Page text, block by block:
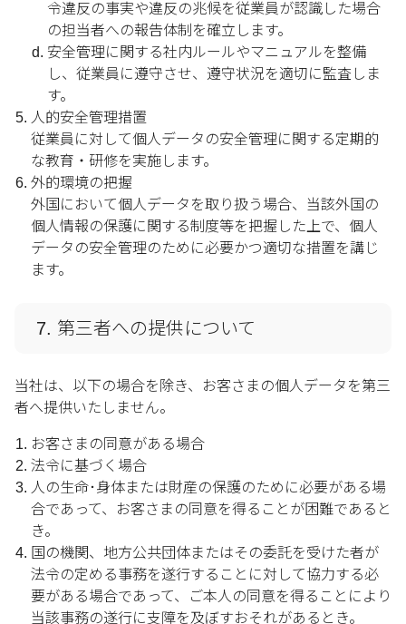
令違反の事実や違反の兆候を従業員が認識した場合
の担当者への報告体制を確立します。
安全管理に関する社内ルールやマニュアルを整備
し、従業員に遵守させ、遵守状況を適切に監査しま
す。
人的安全管理措置
従業員に対して個人データの安全管理に関する定期的
な教育・研修を実施します。
外的環境の把握
外国において個人データを取り扱う場合、当該外国の
個人情報の保護に関する制度等を把握した上で、個人
データの安全管理のために必要かつ適切な措置を講じ
ます。
7. 第三者への提供について
当社は、以下の場合を除き、お客さまの個人データを第三
者へ提供いたしません。
お客さまの同意がある場合
法令に基づく場合
人の生命･身体または財産の保護のために必要がある場
合であって、お客さまの同意を得ることが困難であると
き。
国の機関、地方公共団体またはその委託を受けた者が
法令の定める事務を遂行することに対して協力する必
要がある場合であって、ご本人の同意を得ることにより
当該事務の遂行に支障を及ぼすおそれがあるとき。